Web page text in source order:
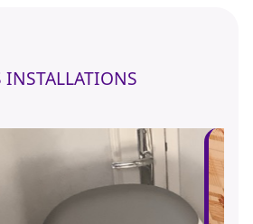
INSTALLATIONS